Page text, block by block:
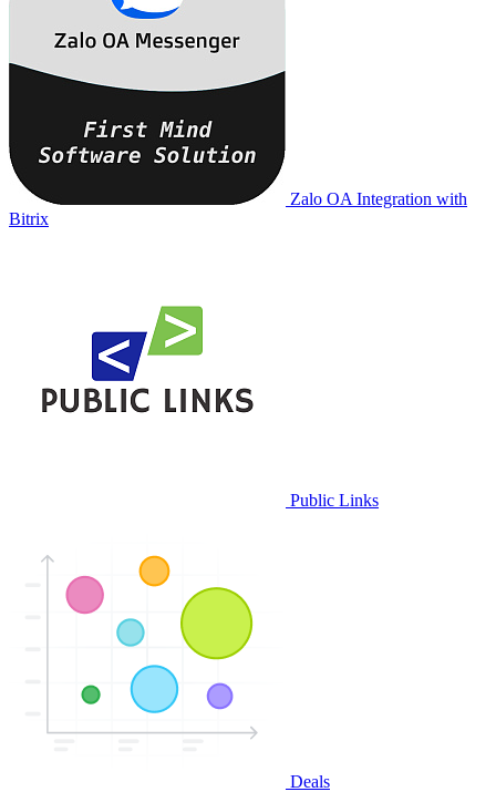
Zalo OA Integration with
Bitrix
Public Links
Deals